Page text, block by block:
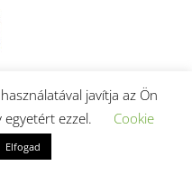
javítja az Ön
egyetért ezzel.
Cookie
Elfogad